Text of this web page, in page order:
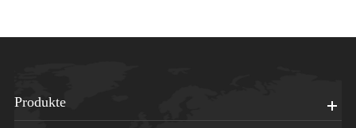
Produkte